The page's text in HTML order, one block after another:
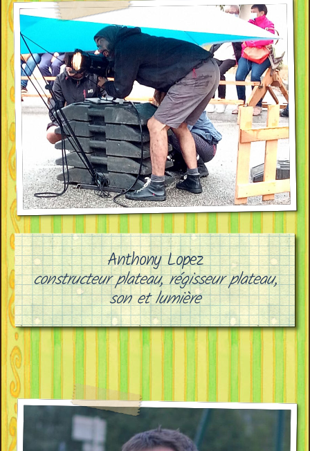
Anthony Lopez
constructeur plateau, régisseur plateau,
son et lumière